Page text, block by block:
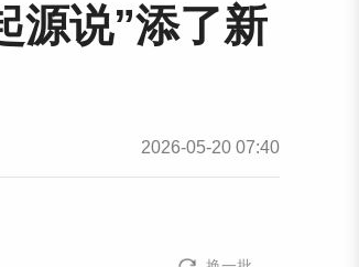
源说”添了新
2026-05-20 07:40